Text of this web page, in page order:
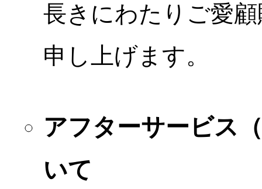
長きにわたりご愛
申し上げます。
アフターサービス
いて